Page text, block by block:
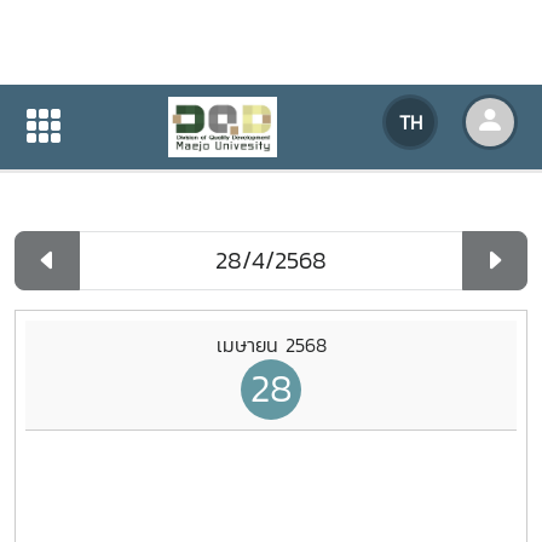
TH
ปฏิทินกิจกรรมของหน่วยงาน
ปฏิทินกิจกรรมของหน่วยงาน
เมษายน 2568
28